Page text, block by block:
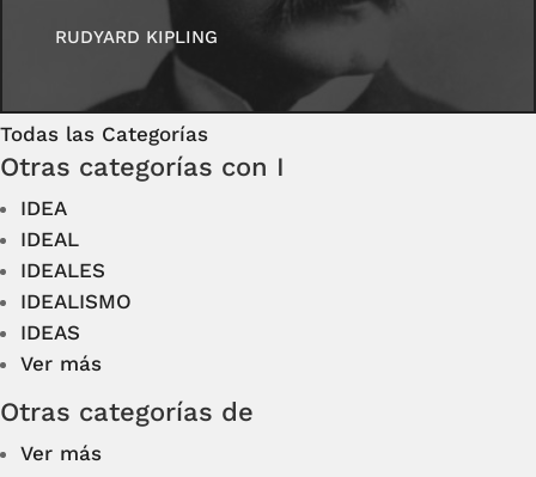
RUDYARD KIPLING
Todas las Categorías
Otras categorías con I
IDEA
IDEAL
IDEALES
IDEALISMO
IDEAS
Ver más
Otras categorías de
Ver más